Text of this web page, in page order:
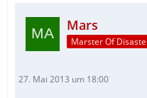
Mars
Marster Of
27. Mai 2013 um 18:00